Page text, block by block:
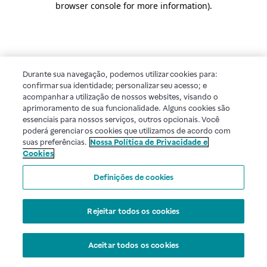
browser console for more information).
Durante sua navegação, podemos utilizar cookies para:
confirmar sua identidade; personalizar seu acesso; e
acompanhar a utilização de nossos websites, visando o
aprimoramento de sua funcionalidade. Alguns cookies são
essenciais para nossos serviços, outros opcionais. Você
poderá gerenciar os cookies que utilizamos de acordo com
suas preferências. Nossa Política de Privacidade e
Cookies
Definições de cookies
Rejeitar todos os cookies
Aceitar todos os cookies